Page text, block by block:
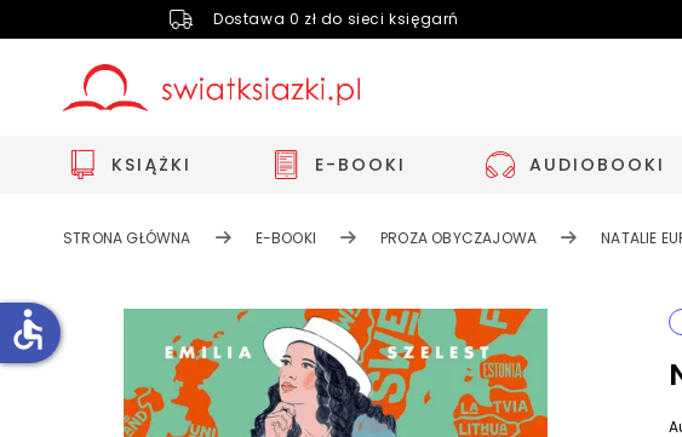
Dostawa 0 zł do sieci księgarń
KSIĄŻKI E-BOOKI AUDIOBOOKI
STRONA GŁÓWNA E-BOOKI PROZA OBYCZAJOWA NATALIE
accessible
Zwiększ rozmiar czcionki
Zmniejsz rozmiar czcionki